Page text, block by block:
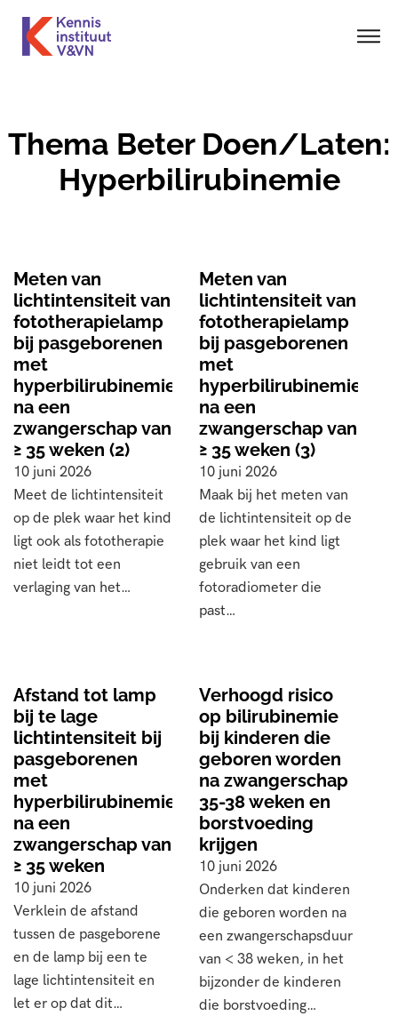
Thema Beter Doen/Laten:
Hyperbilirubinemie
Meten van
lichtintensiteit van
fototherapielamp
bij pasgeborenen
met
hyperbilirubinemie
na een
zwangerschap van
≥ 35 weken (2)
10 juni 2026
Meet de lichtintensiteit
op de plek waar het kind
ligt ook als fototherapie
niet leidt tot een
verlaging van het…
Meten van
lichtintensiteit van
fototherapielamp
bij pasgeborenen
met
hyperbilirubinemie
na een
zwangerschap van
≥ 35 weken (3)
10 juni 2026
Maak bij het meten van
de lichtintensiteit op de
plek waar het kind ligt
gebruik van een
fotoradiometer die
past…
Afstand tot lamp
bij te lage
lichtintensiteit bij
pasgeborenen
met
hyperbilirubinemie
na een
zwangerschap van
≥ 35 weken
10 juni 2026
Verklein de afstand
tussen de pasgeborene
en de lamp bij een te
lage lichtintensiteit en
let er op dat dit…
Verhoogd risico
op bilirubinemie
bij kinderen die
geboren worden
na zwangerschap
35-38 weken en
borstvoeding
krijgen
10 juni 2026
Onderken dat kinderen
die geboren worden na
een zwangerschapsduur
van < 38 weken, in het
bijzonder de kinderen
die borstvoeding…